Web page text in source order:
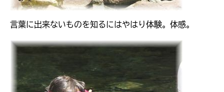
言葉に出来ないものを知るにはやはり体験。体感。